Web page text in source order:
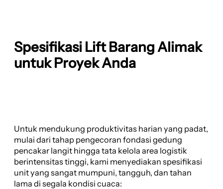
Spesifikasi Lift Barang Alimak
untuk Proyek Anda
Untuk mendukung produktivitas harian yang padat,
mulai dari tahap pengecoran fondasi gedung
pencakar langit hingga tata kelola area logistik
berintensitas tinggi, kami menyediakan spesifikasi
unit yang sangat mumpuni, tangguh, dan tahan
lama di segala kondisi cuaca: